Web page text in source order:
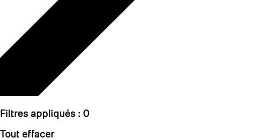
Filtres appliqués : 0
Tout effacer